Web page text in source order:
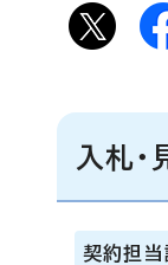
入札・
契約担当